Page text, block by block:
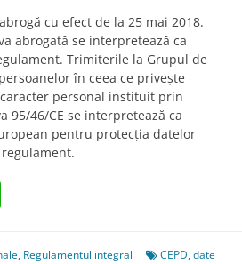
cu efect de la 25 mai 2018.
abrogată se interpretează ca
Trimiterile la Grupul de
în ceea ce privește
personal instituit prin
95/46/CE se interpretează ca
pentru protecția datelor
, Regulamentul integral CEPD,date